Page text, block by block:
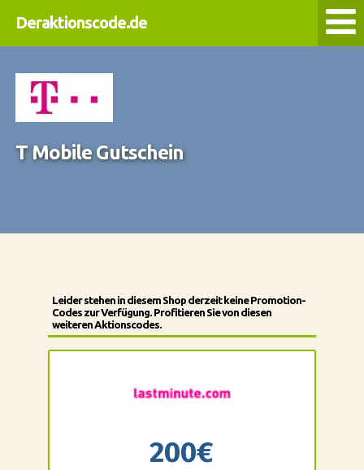
Deraktionscode.de
T Mobile Gutschein
Leider stehen in diesem Shop derzeit keine Promotion-
Codes zur Verfügung. Profitieren Sie von diesen
weiteren Aktionscodes.
200€